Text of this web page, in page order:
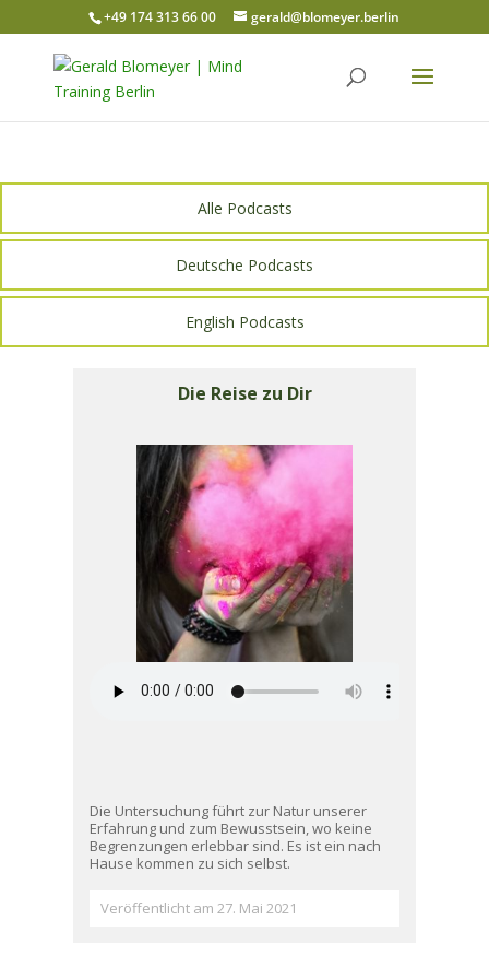
+49 174 313 66 00 gerald@blomeyer.berlin
Alle Podcasts
Deutsche Podcasts
English Podcasts
Die Reise zu Dir
Die Untersuchung führt zur Natur unserer
Erfahrung und zum Bewusstsein, wo keine
Begrenzungen erlebbar sind. Es ist ein nach
Hause kommen zu sich selbst.
Veröffentlicht am 27. Mai 2021